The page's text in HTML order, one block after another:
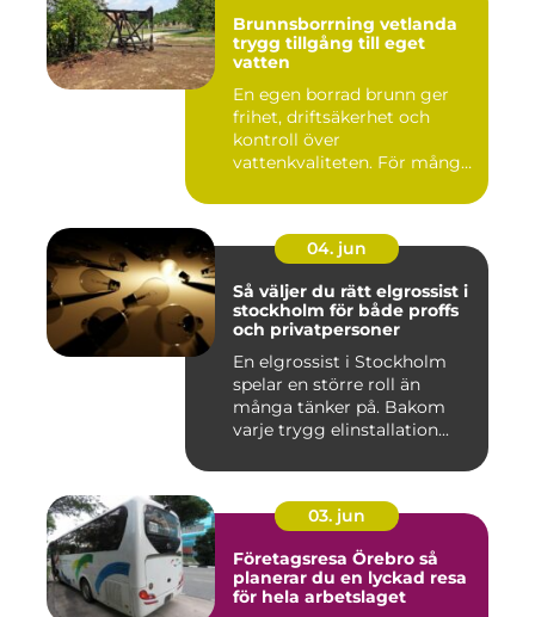
Brunnsborrning vetlanda
trygg tillgång till eget
vatten
En egen borrad brunn ger
frihet, driftsäkerhet och
kontroll över
vattenkvaliteten. För många
04. jun
Så väljer du rätt elgrossist i
stockholm för både proffs
och privatpersoner
En elgrossist i Stockholm
spelar en större roll än
många tänker på. Bakom
varje trygg elinstallation...
03. jun
Företagsresa Örebro så
planerar du en lyckad resa
för hela arbetslaget